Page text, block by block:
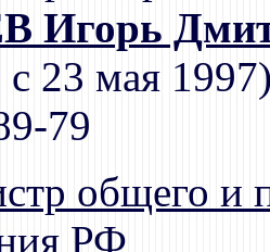
Игорь
23 мая
79
общего и
РФ